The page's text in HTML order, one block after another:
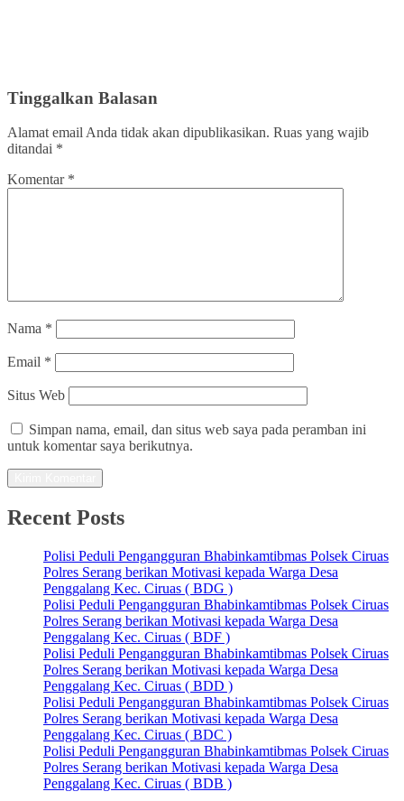
Tinggalkan Balasan
Alamat email Anda tidak akan dipublikasikan. Ruas yang wajib
ditandai *
Komentar *
Nama *
Email *
Situs Web
Simpan nama, email, dan situs web saya pada peramban ini
untuk komentar saya berikutnya.
Recent Posts
Polisi Peduli Pengangguran Bhabinkamtibmas Polsek Ciruas
Polres Serang berikan Motivasi kepada Warga Desa
Penggalang Kec. Ciruas ( BDG )
Polisi Peduli Pengangguran Bhabinkamtibmas Polsek Ciruas
Polres Serang berikan Motivasi kepada Warga Desa
Penggalang Kec. Ciruas ( BDF )
Polisi Peduli Pengangguran Bhabinkamtibmas Polsek Ciruas
Polres Serang berikan Motivasi kepada Warga Desa
Penggalang Kec. Ciruas ( BDD )
Polisi Peduli Pengangguran Bhabinkamtibmas Polsek Ciruas
Polres Serang berikan Motivasi kepada Warga Desa
Penggalang Kec. Ciruas ( BDC )
Polisi Peduli Pengangguran Bhabinkamtibmas Polsek Ciruas
Polres Serang berikan Motivasi kepada Warga Desa
Penggalang Kec. Ciruas ( BDB )